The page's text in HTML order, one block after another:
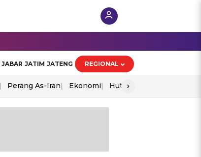
JABAR JATIM JATENG REGIONAL
Perang As-Iran Ekonomi Hut Ri
›